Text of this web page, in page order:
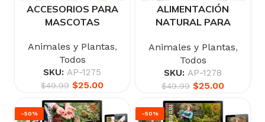
ACCESORIOS PARA
MASCOTAS
Animales y Plantas,
Todos
SKU: AP-1275
$49.99 $25.00
ALIMENTACIÓN
NATURAL PARA
Animales y Plantas,
Todos
SKU: AP-1278
$49.99 $25.00
-50% -50%